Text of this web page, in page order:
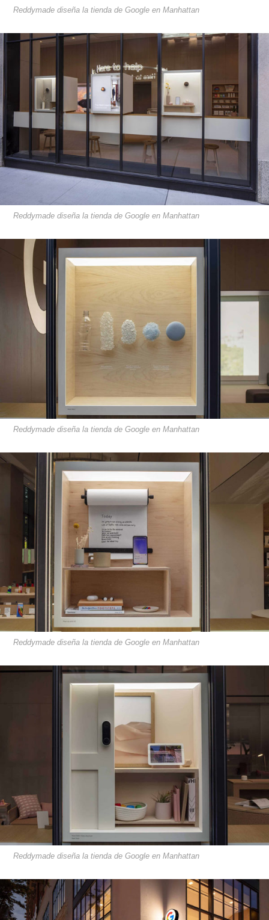
Reddymade diseña la tienda de Google en Manhattan
Reddymade diseña la tienda de Google en Manhattan
Reddymade diseña la tienda de Google en Manhattan
Reddymade diseña la tienda de Google en Manhattan
Reddymade diseña la tienda de Google en Manhattan